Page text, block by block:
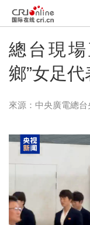
總台現
鄉”女足
來源： 中央廣電總